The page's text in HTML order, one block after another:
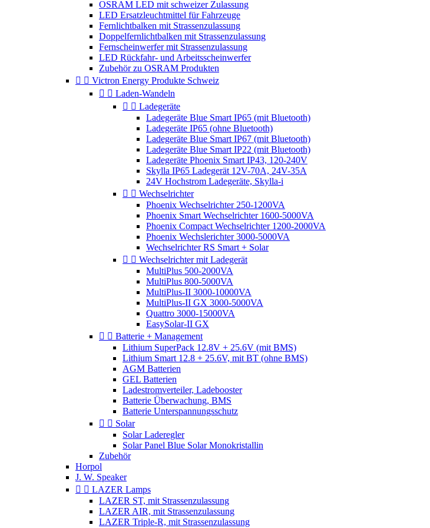
OSRAM LED mit schweizer Zulassung
LED Ersatzleuchtmittel für Fahrzeuge
Fernlichtbalken mit Strassenzulassung
Doppelfernlichtbalken mit Strassenzulassung
Fernscheinwerfer mit Strassenzulassung
LED Rückfahr- und Arbeitsscheinwerfer
Zubehör zu OSRAM Produkten
  Victron Energy Produkte Schweiz
  Laden-Wandeln
  Ladegeräte
Ladegeräte Blue Smart IP65 (mit Bluetooth)
Ladegeräte IP65 (ohne Bluetooth)
Ladegeräte Blue Smart IP67 (mit Bluetooth)
Ladegeräte Blue Smart IP22 (mit Bluetooth)
Ladegeräte Phoenix Smart IP43, 120-240V
Skylla IP65 Ladegerät 12V-70A, 24V-35A
24V Hochstrom Ladegeräte, Skylla-i
  Wechselrichter
Phoenix Wechselrichter 250-1200VA
Phoenix Smart Wechselrichter 1600-5000VA
Phoenix Compact Wechselrichter 1200-2000VA
Phoenix Wechslerichter 3000-5000VA
Wechselrichter RS Smart + Solar
  Wechselrichter mit Ladegerät
MultiPlus 500-2000VA
MultiPlus 800-5000VA
MultiPlus-II 3000-10000VA
MultiPlus-II GX 3000-5000VA
Quattro 3000-15000VA
EasySolar-II GX
  Batterie + Management
Lithium SuperPack 12.8V + 25.6V (mit BMS)
Lithium Smart 12.8 + 25.6V, mit BT (ohne BMS)
AGM Batterien
GEL Batterien
Ladestromverteiler, Ladebooster
Batterie Überwachung, BMS
Batterie Unterspannungsschutz
  Solar
Solar Laderegler
Solar Panel Blue Solar Monokristallin
Zubehör
Horpol
J. W. Speaker
  LAZER Lamps
LAZER ST, mit Strassenzulassung
LAZER AIR, mit Strassenzulassung
LAZER Triple-R, mit Strassenzulassung